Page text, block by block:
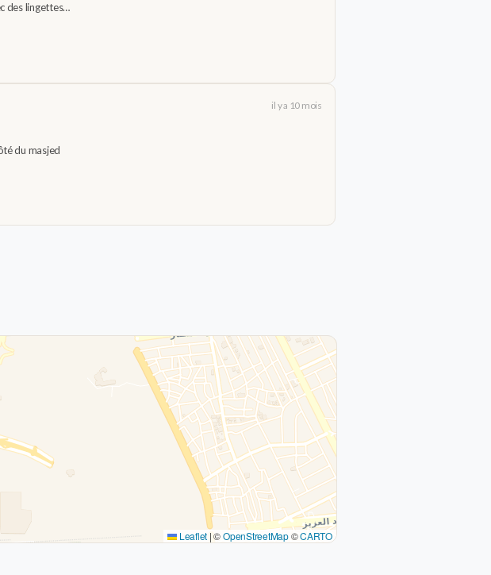
des lingettes…
il y a 10 mois
du masjed
Leaflet |©OpenStreetMap©CARTO